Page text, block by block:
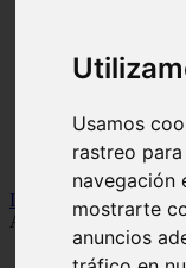
Usamos
rastreo
navegación
mostrarte
anuncios
otros
postres
reposteria
venezuela
verduras
Inicio
recetas
Aceite de argan